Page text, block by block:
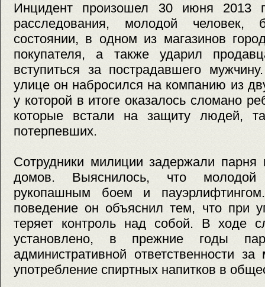
Инцидент произошел 30 июня 2013
расследования, молодой человек,
состоянии, в одном из магазинов
покупателя, а также ударил
вступиться за пострадавшего
улице он набросился на компанию из
у которой в итоге оказалось сломано
которые встали на защиту людей,
потерпевших.
Сотрудники милиции задержали парня
домов. Выяснилось, что молодой
рукопашным боем и
поведение он объяснил тем, что при
теряет контроль над собой. В ходе
установлено, в прежние годы
административной ответственности
употребление спиртных напитков в